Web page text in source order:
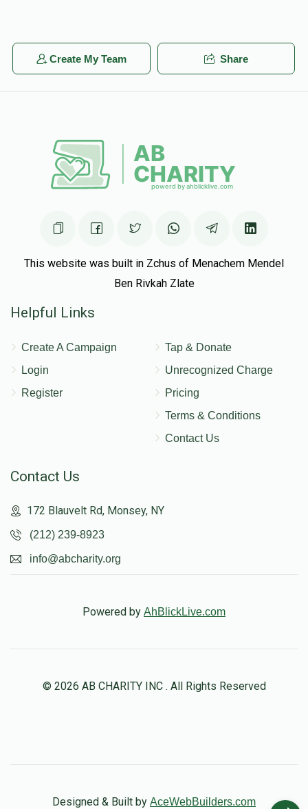
Create My Team Share
This website was built in Zchus of Menachem Mendel
Ben Rivkah Zlate
Helpful Links
Create A Campaign
Login
Register
Tap & Donate
Unrecognized Charge
Pricing
Terms & Conditions
Contact Us
Contact Us
172 Blauvelt Rd, Monsey, NY
(212) 239-8923
info@abcharity.org
Powered by AhBlickLive.com
© 2026 AB CHARITY INC . All Rights Reserved
Designed & Built by AceWebBuilders.com